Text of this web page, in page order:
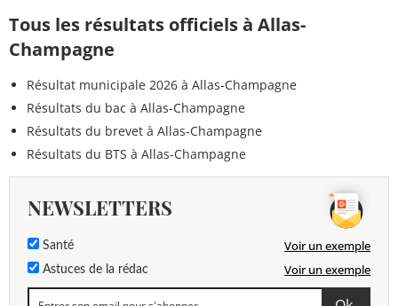
Tous les résultats officiels à Allas-
Champagne
Résultat municipale 2026 à Allas-Champagne
Résultats du bac à Allas-Champagne
Résultats du brevet à Allas-Champagne
Résultats du BTS à Allas-Champagne
NEWSLETTERS
Santé Voir un exemple
Astuces de la rédac Voir un exemple